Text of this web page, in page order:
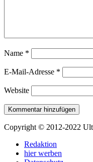
Name *
E-Mail-Adresse *
Website
Copyright © 2012-2022
Redaktion
hier werben